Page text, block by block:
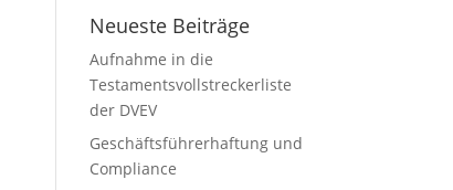
Neueste Beiträge
Aufnahme in die
Testamentsvollstreckerliste
der DVEV
Geschäftsführerhaftung und
Compliance